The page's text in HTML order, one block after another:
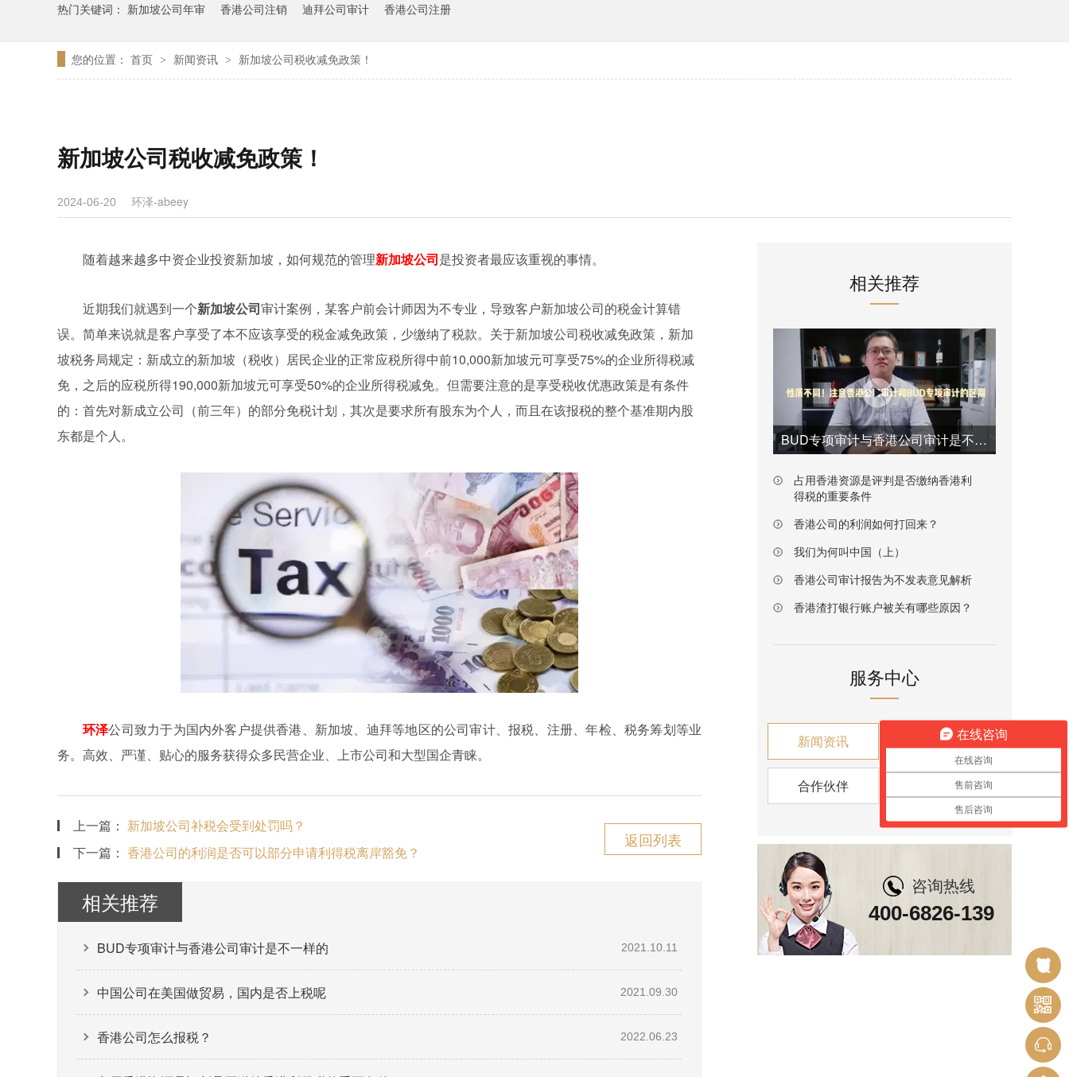
热门关键词： 新加坡公司年审 香港公司注销 迪拜公司审计 香港公司注册
您的位置： 首页 > 新闻资讯 > 新加坡公司税收减免政策！
新加坡公司税收减免政策！
2024-06-20 环泽-abeey
随着越来越多中资企业投资新加坡，如何规范的管理新加坡公司是投资者最应该重视的事情。
近期我们就遇到一个新加坡公司审计案例，某客户前会计师因为不专业，导致客户新加坡公司的税金计算错
误。简单来说就是客户享受了本不应该享受的税金减免政策，少缴纳了税款。关于新加坡公司税收减免政策，新加
坡税务局规定：新成立的新加坡（税收）居民企业的正常应税所得中前10,000新加坡元可享受75%的企业所得税减
免，之后的应税所得190,000新加坡元可享受50%的企业所得税减免。但需要注意的是享受税收优惠政策是有条件
的：首先对新成立公司（前三年）的部分免税计划，其次是要求所有股东为个人，而且在该报税的整个基准期内股
东都是个人。
环泽公司致力于为国内外客户提供香港、新加坡、迪拜等地区的公司审计、报税、注册、年检、税务筹划等业
务。高效、严谨、贴心的服务获得众多民营企业、上市公司和大型国企青睐。
上一篇： 新加坡公司补税会受到处罚吗？
下一篇： 香港公司的利润是否可以部分申请利得税离岸豁免？
返回列表
相关推荐
BUD专项审计与香港公司审计是不一样的 2021.10.11
中国公司在美国做贸易，国内是否上税呢 2021.09.30
香港公司怎么报税？ 2022.06.23
相关推荐
BUD专项审计与香港公司审计是不一样的
占用香港资源是评判是否缴纳香港利
得税的重要条件
香港公司的利润如何打回来？
我们为何叫中国（上）
香港公司审计报告为不发表意见解析
香港渣打银行账户被关有哪些原因？
服务中心
新闻资讯 税收筹划
合作伙伴 资讯视角
咨询热线
400-6826-139
在线咨询
在线咨询
售前咨询
售后咨询